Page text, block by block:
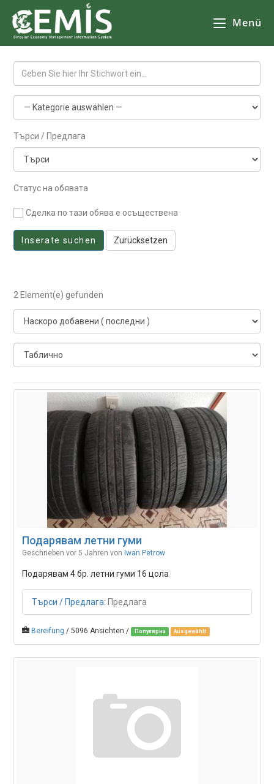
Menü
Търси / Предлага
Статус на обявата
Сделка по тази обява е осъществена
Inserate suchen Zurücksetzen
2 Element(e) gefunden
Подарявам летни гуми
Geschrieben vor 5 Jahren von Iwan Petrow
Подарявам 4 бр. летни гуми 16 цола
Търси / Предлага: Предлага
Bereifung / 5096 Ansichten / Популярна Ausgewählt